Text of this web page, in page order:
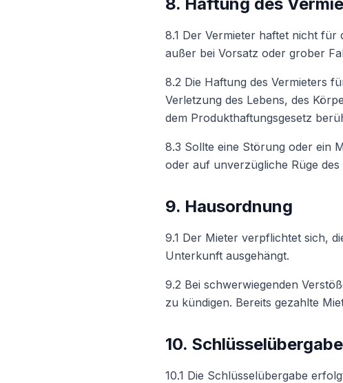
8.1 Der Vermieter haftet nicht für
außer bei Vorsatz oder grober
8.2 Die Haftung des Vermieters
Verletzung des Lebens, des
dem Produkthaftungsgesetz
8.3 Sollte eine Störung oder ein
oder auf unverzügliche Rüge
9. Hausordnung
9.1 Der Mieter verpflichtet sich,
Unterkunft ausgehängt.
9.2 Bei schwerwiegenden
zu kündigen. Bereits gezahlte
10. Schlüsselübergabe
10.1 Die Schlüsselübergabe